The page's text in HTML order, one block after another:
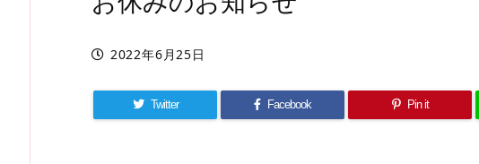
2022年6月25日
Twitter Facebook Pin it